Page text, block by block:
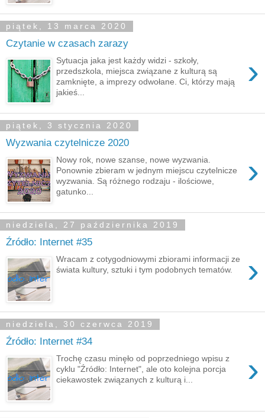
piątek, 13 marca 2020
Czytanie w czasach zarazy
›
Sytuacja jaka jest każdy widzi - szkoły,
przedszkola, miejsca związane z kulturą są
zamknięte, a imprezy odwołane. Ci, którzy mają
jakieś...
piątek, 3 stycznia 2020
Wyzwania czytelnicze 2020
›
Nowy rok, nowe szanse, nowe wyzwania.
Ponownie zbieram w jednym miejscu czytelnicze
wyzwania. Są różnego rodzaju - ilościowe,
gatunko...
niedziela, 27 października 2019
Źródło: Internet #35
›
Wracam z cotygodniowymi zbiorami informacji ze
świata kultury, sztuki i tym podobnych tematów.
niedziela, 30 czerwca 2019
Źródło: Internet #34
›
Trochę czasu minęło od poprzedniego wpisu z
cyklu "Źródło: Internet", ale oto kolejna porcja
ciekawostek związanych z kulturą i...